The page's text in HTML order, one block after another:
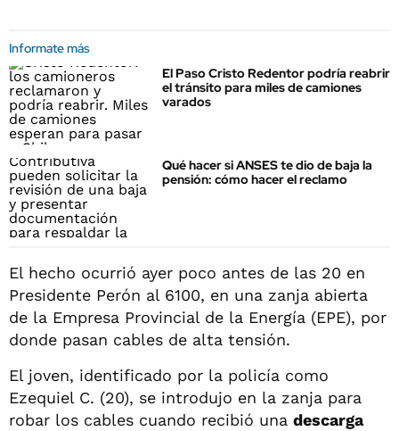
Informate más
El Paso Cristo Redentor podría reabrir
el tránsito para miles de camiones
varados
Qué hacer si ANSES te dio de baja la
pensión: cómo hacer el reclamo
El hecho ocurrió ayer poco antes de las 20 en
Presidente Perón al 6100, en una zanja abierta
de la Empresa Provincial de la Energía (EPE), por
donde pasan cables de alta tensión.
El joven, identificado por la policía como
Ezequiel C. (20), se introdujo en la zanja para
robar los cables cuando recibió una descarga